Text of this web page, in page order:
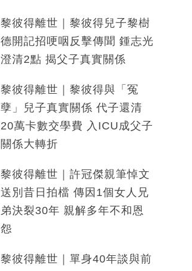
黎彼得離世｜黎彼得兒子黎樹
德開記招哽咽反擊傳聞 鍾志光
澄清2點 揭父子真實關係
黎彼得離世｜黎彼得與「冤
孽」兒子真實關係 代子還清
20萬卡數交學費 入ICU成父子
關係大轉折
黎彼得離世｜許冠傑親筆悼文
送別昔日拍檔 傳因1個女人兄
弟決裂30年 親解多年不和恩
怨
黎彼得離世｜單身40年談與前